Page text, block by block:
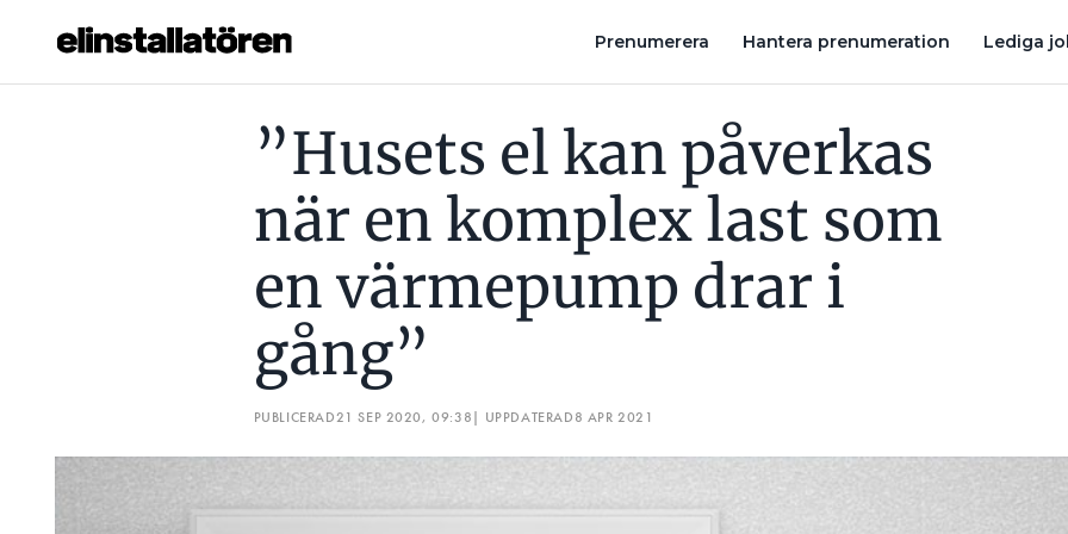
Prenumerera Hantera prenumeration Lediga
Hantera prenumeration
Läs E-tidningen
Om tidningen
Kontakt
Personuppgifter
”Husets el kan påverkas
när en komplex last som
en värmepump drar i
gång”
PUBLICERAD21 SEP 2020, 09:38| UPPDATERAD8 APR 2021
”HUSETS EL KAN PÅVERKAS NÄR EN KOMPLEX LAST SOM EN VÄRMEPUMP DRAR I GÅNG” VAR DET ÖVERTONER FRÅN